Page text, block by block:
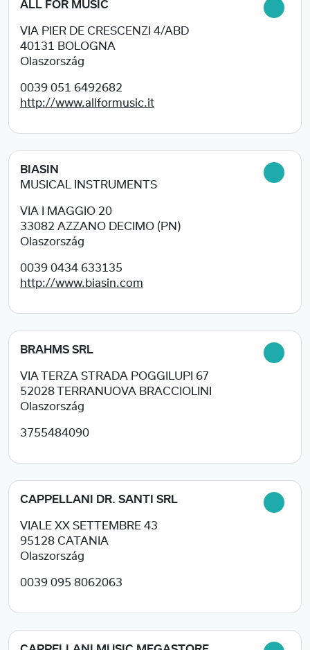
ALL FOR MUSIC
VIA PIER DE CRESCENZI 4/ABD
40131
BOLOGNA
Olaszország
0039 051 6492682
http://www.allformusic.it
BIASIN
MUSICAL INSTRUMENTS
VIA I MAGGIO 20
33082 AZZANO DECIMO (PN)
Olaszország
0039 0434 633135
http://www.biasin.com
BRAHMS SRL
VIA TERZA STRADA POGGILUPI 67
52028
TERRANUOVA BRACCIOLINI
Olaszország
3755484090
CAPPELLANI DR. SANTI SRL
VIALE XX SETTEMBRE 43
95128 CATANIA
Olaszország
0039 095 8062063